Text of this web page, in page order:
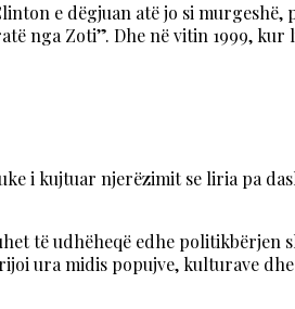
e dëgjuan atë jo si murgeshë,
nga Zoti”. Dhe në vitin 1999, kur
i kujtuar njerëzimit se liria pa
të udhëheqë edhe politikbërjen
ura midis popujve, kulturave